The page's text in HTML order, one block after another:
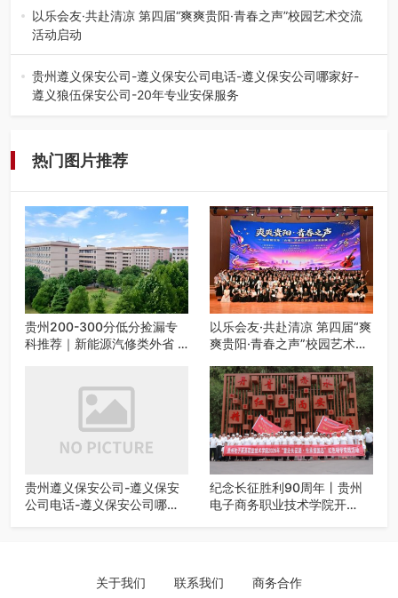
的省内工科、新能源汽车…
以乐会友·共赴清凉 第四届“爽爽贵阳·青春之声”校园艺术交流
活动启动
七月的贵阳，清风送爽，第四届“爽爽贵阳·青春之声”校园管
弦乐（合唱）艺术交流活动…
贵州遵义保安公司-遵义保安公司电话-遵义保安公司哪家好-
遵义狼伍保安公司-20年专业安保服务
热门图片推荐
贵州200-300分低分捡漏专
科推荐｜新能源汽修类外省 5
以乐会友·共赴清凉 第四届“爽
爽贵阳·青春之声”校园艺术交
贵州遵义保安公司-遵义保安
公司电话-遵义保安公司哪家
纪念长征胜利90周年丨贵州
电子商务职业技术学院开
关于我们 联系我们 商务合作